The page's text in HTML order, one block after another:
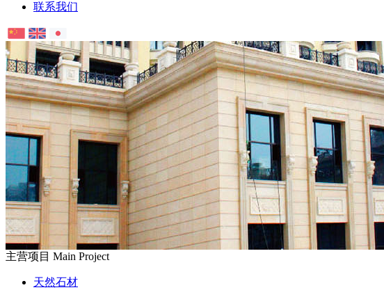
联系我们
主营项目 Main Project
天然石材